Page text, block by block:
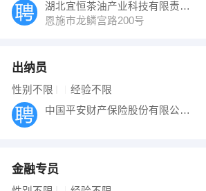
湖北宜恒茶油产业科技有限责任公司
恩施市龙鳞宫路200号
出纳员
性别不限 经验不限
中国平安财产保险股份有限公司湖北分公司
金融专员